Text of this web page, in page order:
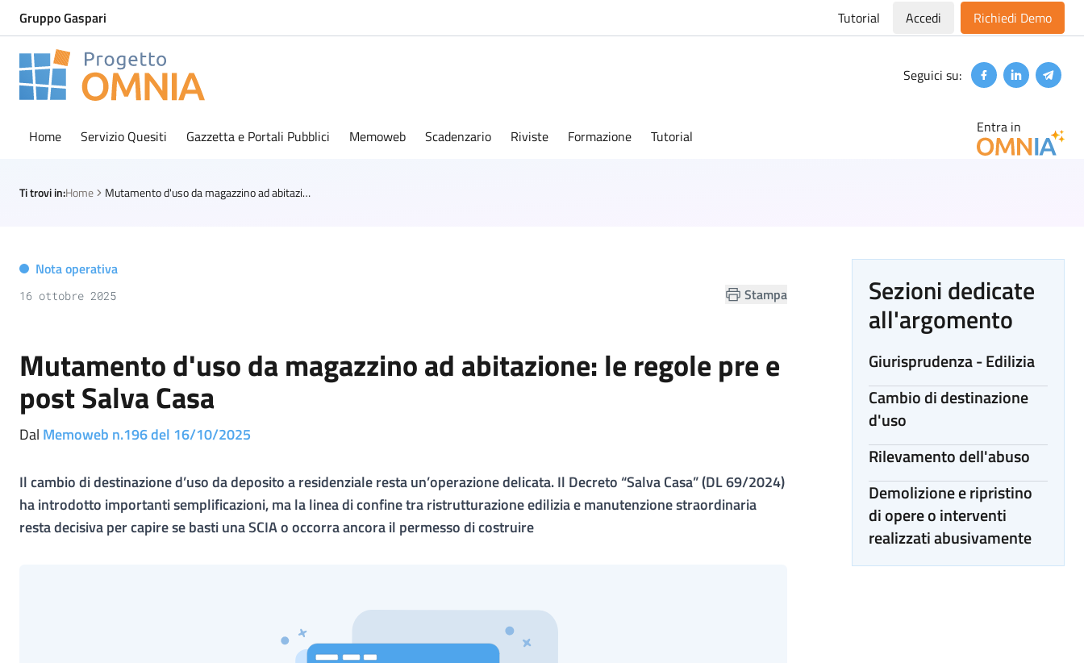
Gruppo Gaspari Tutorial Accedi Richiedi Demo
Progetto Omnia
Seguici su: FacebookLinkedin
Home Servizio Quesiti Gazzetta e Portali Pubblici Memoweb Scadenzario Riviste Formazione Tutorial Entra in
Ti trovi in:Home Mutamento d'uso da magazzino ad abitazione: le regole pre e post Salva Casa
Nota operativa
16 ottobre 2025 Stampa
Mutamento d'uso da magazzino ad abitazione: le regole pre e
post Salva Casa
Dal Memoweb n.196 del 16/10/2025
Il cambio di destinazione d’uso da deposito a residenziale resta un’operazione delicata. Il Decreto “Salva Casa” (DL 69/2024)
ha introdotto importanti semplificazioni, ma la linea di confine tra ristrutturazione edilizia e manutenzione straordinaria
resta decisiva per capire se basti una SCIA o occorra ancora il permesso di costruire
Sezioni dedicate
all'argomento
Giurisprudenza - Edilizia
Cambio di destinazione
d'uso
Rilevamento dell'abuso
Demolizione e ripristino
di opere o interventi
realizzati abusivamente